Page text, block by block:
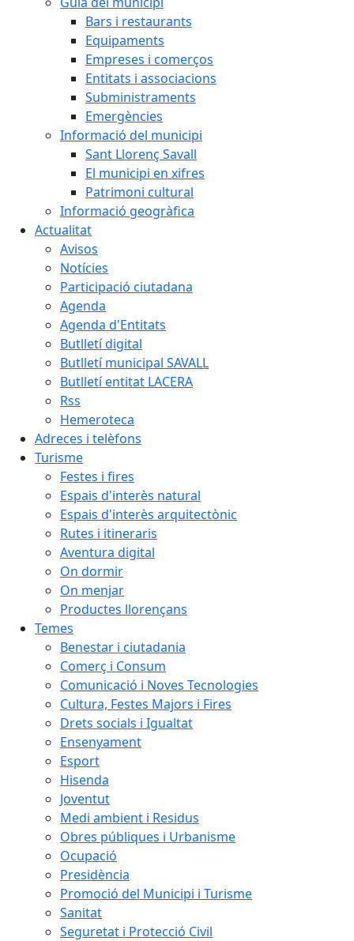
Bars i restaurants
Equipaments
Empreses i comerços
Entitats i associacions
Subministraments
Emergències
Informació del municipi
Sant Llorenç Savall
El municipi en xifres
Patrimoni cultural
Informació geogràfica
Actualitat
Avisos
Notícies
Participació ciutadana
Agenda
Agenda d'Entitats
Butlletí digital
Butlletí municipal SAVALL
Butlletí entitat LACERA
Rss
Hemeroteca
Adreces i telèfons
Turisme
Festes i fires
Espais d'interès natural
Espais d'interès arquitectònic
Rutes i itineraris
Aventura digital
On dormir
On menjar
Productes llorençans
Temes
Benestar i ciutadania
Comerç i Consum
Comunicació i Noves Tecnologies
Cultura, Festes Majors i Fires
Drets socials i Igualtat
Ensenyament
Esport
Hisenda
Joventut
Medi ambient i Residus
Obres públiques i Urbanisme
Ocupació
Presidència
Promoció del Municipi i Turisme
Sanitat
Seguretat i Protecció Civil